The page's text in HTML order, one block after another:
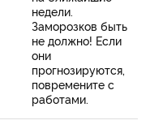
недели.
Заморозков быть
не должно! Если
они
прогнозируются,
повремените с
работами.